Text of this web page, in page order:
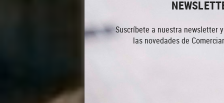
Suscríbete a nuestra newsletter
las novedades de